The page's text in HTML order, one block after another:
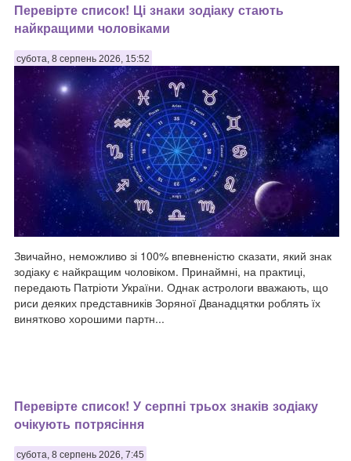
Перевірте список! Ці знаки зодіаку стають
найкращими чоловіками
субота, 8 серпень 2026, 15:52
Звичайно, неможливо зі 100% впевненістю сказати, який знак
зодіаку є найкращим чоловіком. Принаймні, на практиці,
передають Патріоти України. Однак астрологи вважають, що
риси деяких представників Зоряної Дванадцятки роблять їх
винятково хорошими партн...
Перевірте список! У серпні трьох знаків зодіаку
очікують потрясіння
субота, 8 серпень 2026, 7:45